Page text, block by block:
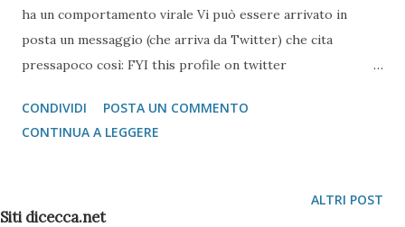
ha un comportamento virale Vi può essere arrivato in
posta un messaggio (che arriva da Twitter) che cita
pressapoco così: FYI this profile on twitter
03/gen/13 09:50 p. GMail - Messagio da Twitter che punta
ad una pagina fishing Cliccando sul link (che ho messo
vostra autenticazione: Pagina Twitter falsa Il mittente del
CONDIVIDI
POSTA UN COMMENTO
CONTINUA A LEGGERE
ALTRI POST
Siti dicecca.net